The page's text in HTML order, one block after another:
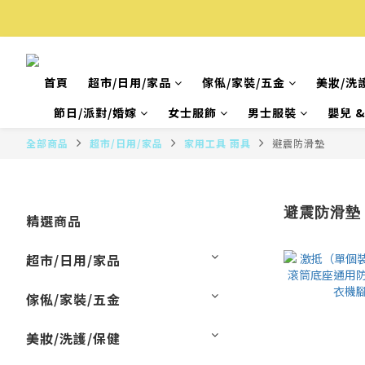
首頁 超市/日用/家品 傢俬/家裝/五金
美妝/洗
節日/派對/婚嫁
女士服飾 男士服裝 嬰兒
全部商品 超市/日用/家品 家用工具 雨具 避震防滑墊
精選商品
超市/日用/家品
傢俬/家裝/五金
美妝/洗護/保健
避震防滑墊